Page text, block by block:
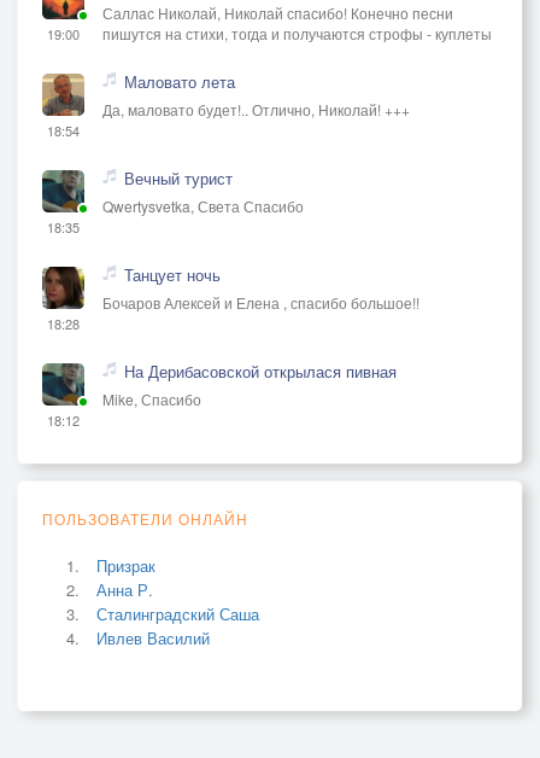
19:00
Саллас Николай, Николай спасибо! Конечно песни
пишутся на стихи, тогда и получаются строфы - куплеты
18:54
Маловато лета
Да, маловато будет!.. Отлично, Николай! +++
18:35
Вечный турист
Qwertysvetka, Света Спасибо
18:28
Танцует ночь
Бочаров Алексей и Елена , спасибо большое!!
18:12
На Дерибасовской открылася пивная
Mike, Спасибо
ПОЛЬЗОВАТЕЛИ ОНЛАЙН
Призрак
Анна Р.
Сталинградский Саша
Ивлев Василий